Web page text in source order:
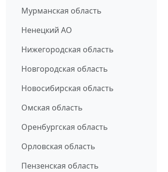
Мурманская область
Ненецкий АО
Нижегородская область
Новгородская область
Новосибирская область
Омская область
Оренбургская область
Орловская область
Пензенская область